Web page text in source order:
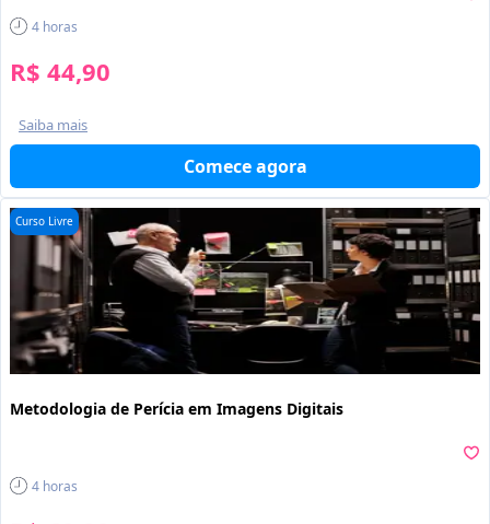
4 horas
R$ 44,90
Saiba mais
Comece agora
Curso Livre
Metodologia de Perícia em Imagens Digitais
4 horas